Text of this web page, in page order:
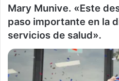
Mary Munive. «Este
paso importante en la
servicios de salud».